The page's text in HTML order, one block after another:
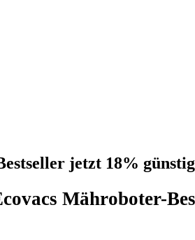
jetzt 18%
Mähroboter-